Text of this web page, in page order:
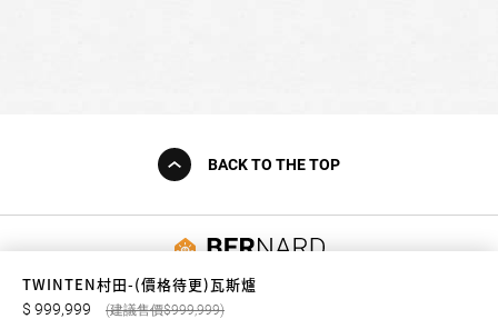
TWINTEN村田-(價格待更)瓦斯爐
999,999 999,999
BACK TO THE TOP
友誠購物